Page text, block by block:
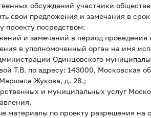
обсуждений участники
свои предложения и замечания в
проекту посредством:
и замечаний в период проведения
в уполномоченный орган на имя
Одинцовского
Т.В. по адресу: 143000, Московская
Жукова, д. 28.;
и муниципальных услуг
материалы по проекту разрешения на